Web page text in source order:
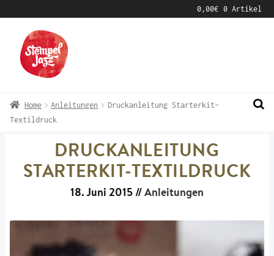
0,00€ 0 Artikel
Navigation
springen
Inhalt
springen
Home Anleitungen
Druckanleitung Starterkit-
Textildruck
DRUCKANLEITUNG
STARTERKIT-TEXTILDRUCK
18. Juni 2015 //Anleitungen